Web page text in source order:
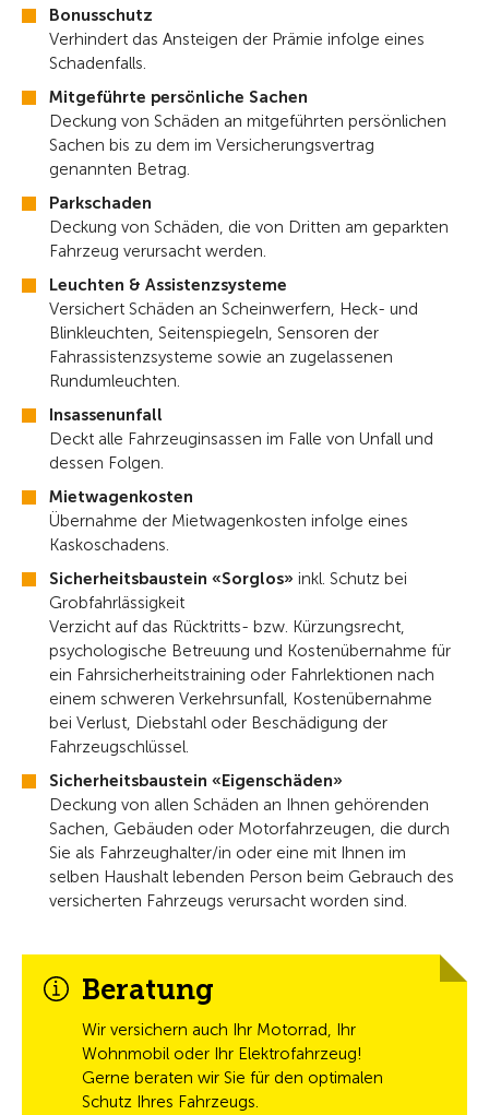
Bonusschutz
Verhindert das Ansteigen der Prämie infolge eines
Schadenfalls.
Mitgeführte persönliche Sachen
Deckung von Schäden an mitgeführten persönlichen
Sachen bis zu dem im Versicherungsvertrag
genannten Betrag.
Parkschaden
Deckung von Schäden, die von Dritten am geparkten
Fahrzeug verursacht werden.
Leuchten & Assistenzsysteme
Versichert Schäden an Scheinwerfern, Heck- und
Blinkleuchten, Seitenspiegeln, Sensoren der
Fahrassistenzsysteme sowie an zugelassenen
Rundumleuchten.
Insassenunfall
Deckt alle Fahrzeuginsassen im Falle von Unfall und
dessen Folgen.
Mietwagenkosten
Übernahme der Mietwagenkosten infolge eines
Kaskoschadens.
Sicherheitsbaustein «Sorglos» inkl. Schutz bei
Grobfahrlässigkeit
Verzicht auf das Rücktritts- bzw. Kürzungsrecht,
psychologische Betreuung und Kostenübernahme für
ein Fahrsicherheitstraining oder Fahrlektionen nach
einem schweren Verkehrsunfall, Kostenübernahme
bei Verlust, Diebstahl oder Beschädigung der
Fahrzeugschlüssel.
Sicherheitsbaustein «Eigenschäden»
Deckung von allen Schäden an Ihnen gehörenden
Sachen, Gebäuden oder Motorfahrzeugen, die durch
Sie als Fahrzeughalter/in oder eine mit Ihnen im
selben Haushalt lebenden Person beim Gebrauch des
versicherten Fahrzeugs verursacht worden sind.
Beratung
Wir versichern auch Ihr Motorrad, Ihr
Wohnmobil oder Ihr Elektrofahrzeug!
Gerne beraten wir Sie für den optimalen
Schutz Ihres Fahrzeugs.